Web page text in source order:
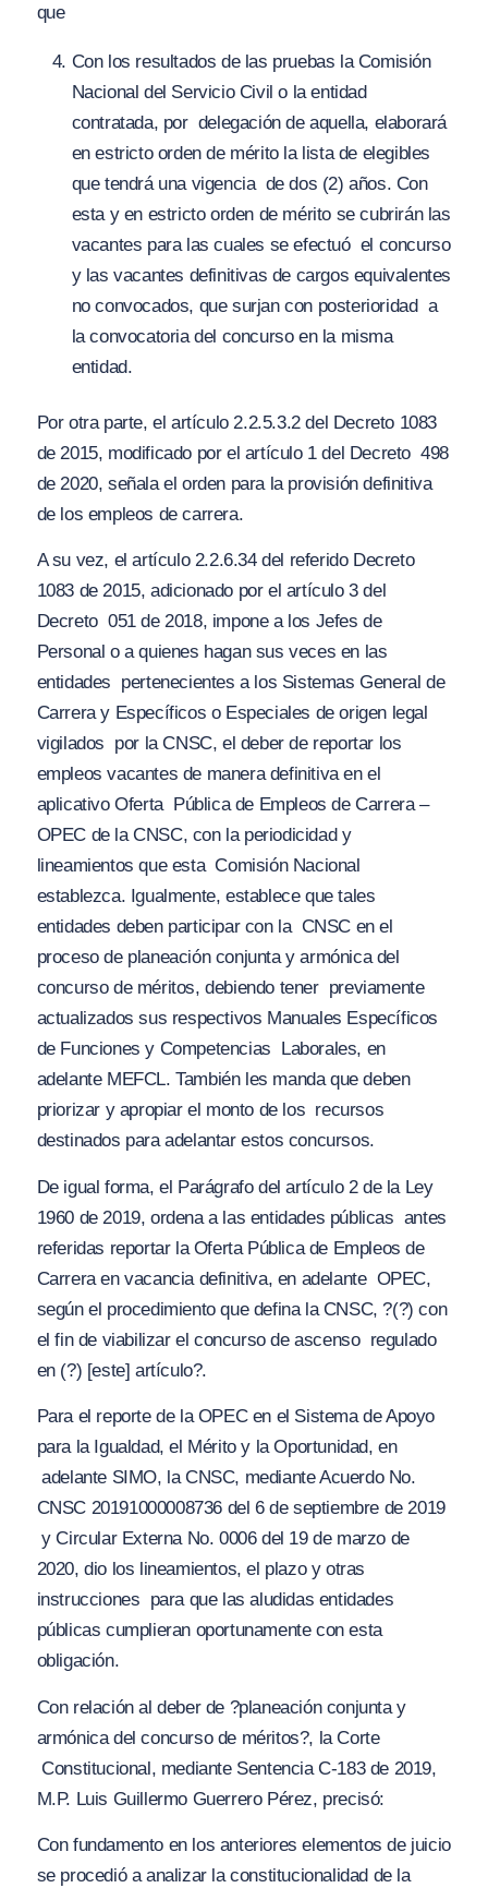
que
Con los resultados de las pruebas la Comisión
Nacional del Servicio Civil o la entidad
contratada, por delegación de aquella, elaborará
en estricto orden de mérito la lista de elegibles
que tendrá una vigencia de dos (2) años. Con
esta y en estricto orden de mérito se cubrirán las
vacantes para las cuales se efectuó el concurso
y las vacantes definitivas de cargos equivalentes
no convocados, que surjan con posterioridad a
la convocatoria del concurso en la misma
entidad.
Por otra parte, el artículo 2.2.5.3.2 del Decreto 1083
de 2015, modificado por el artículo 1 del Decreto 498
de 2020, señala el orden para la provisión definitiva
de los empleos de carrera.
A su vez, el artículo 2.2.6.34 del referido Decreto
1083 de 2015, adicionado por el artículo 3 del
Decreto 051 de 2018, impone a los Jefes de
Personal o a quienes hagan sus veces en las
entidades pertenecientes a los Sistemas General de
Carrera y Específicos o Especiales de origen legal
vigilados por la CNSC, el deber de reportar los
empleos vacantes de manera definitiva en el
aplicativo Oferta Pública de Empleos de Carrera –
OPEC de la CNSC, con la periodicidad y
lineamientos que esta Comisión Nacional
establezca. Igualmente, establece que tales
entidades deben participar con la CNSC en el
proceso de planeación conjunta y armónica del
concurso de méritos, debiendo tener previamente
actualizados sus respectivos Manuales Específicos
de Funciones y Competencias
Laborales, en
adelante MEFCL. También les manda que deben
priorizar y apropiar el monto de los recursos
destinados para adelantar estos concursos.
De igual forma, el Parágrafo del artículo 2 de la Ley
1960 de 2019, ordena a las entidades públicas antes
referidas reportar la Oferta Pública de Empleos de
Carrera en vacancia definitiva, en adelante OPEC,
según el procedimiento que defina la CNSC, ?(?) con
el fin de viabilizar el concurso de ascenso regulado
en (?) [este] artículo?.
Para el reporte de la OPEC en el Sistema de Apoyo
para la Igualdad, el Mérito y la Oportunidad, en
adelante SIMO, la CNSC, mediante Acuerdo No.
CNSC 20191000008736 del 6 de septiembre de 2019
y Circular Externa No. 0006 del 19 de marzo de
2020, dio los lineamientos, el plazo y otras
instrucciones para que las aludidas entidades
públicas cumplieran oportunamente con esta
obligación.
Con relación al deber de ?planeación conjunta y
armónica del concurso de méritos?, la Corte
Constitucional, mediante Sentencia C-183 de 2019,
M.P. Luis Guillermo Guerrero Pérez, precisó:
Con fundamento en los anteriores elementos de juicio
se procedió a analizar la constitucionalidad de la